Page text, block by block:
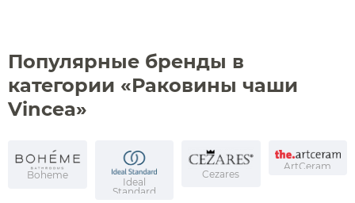
Популярные бренды в
категории «Раковины чаши
Vincea»
Boheme
Ideal
Standard
Cezares
ArtCeram